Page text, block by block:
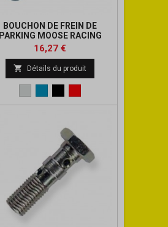
BOUCHON DE FREIN DE
PARKING MOOSE RACING
Prix
16,27 €
base
 Détails du produit